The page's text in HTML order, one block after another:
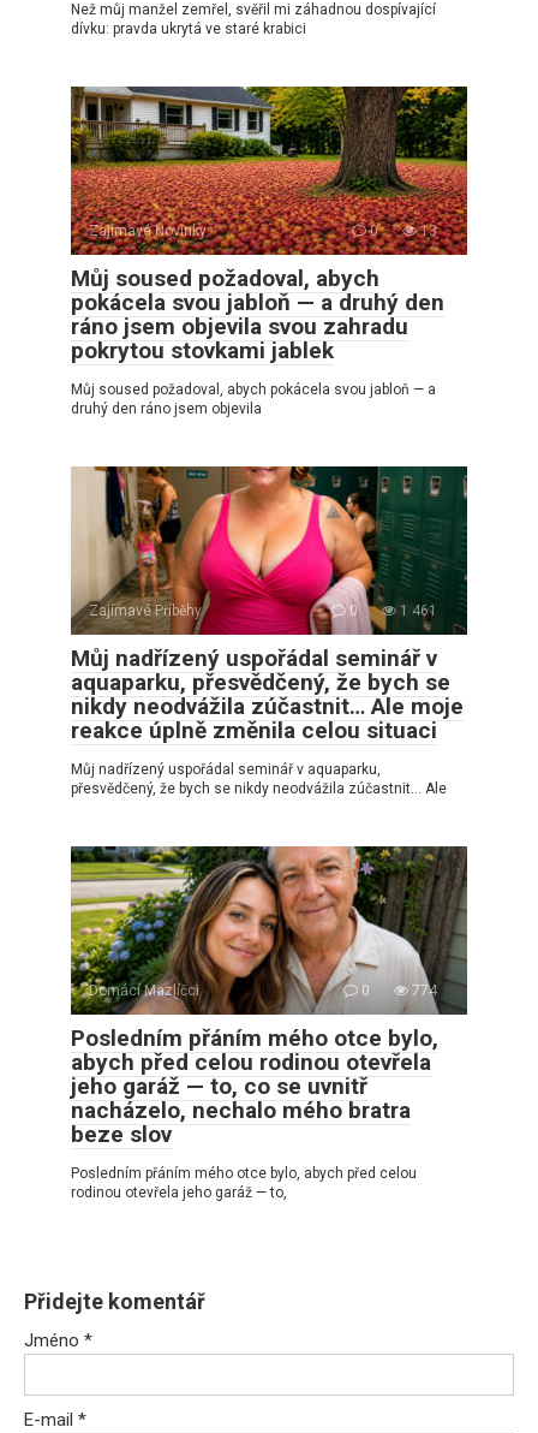
Než můj manžel zemřel, svěřil mi záhadnou dospívající
dívku: pravda ukrytá ve staré krabici
Zajímavé Novinky 0 13
Můj soused požadoval, abych
pokácela svou jabloň — a druhý den
ráno jsem objevila svou zahradu
pokrytou stovkami jablek
Můj soused požadoval, abych pokácela svou jabloň — a
druhý den ráno jsem objevila
Zajímavé Příběhy 0 1 461
Můj nadřízený uspořádal seminář v
aquaparku, přesvědčený, že bych se
nikdy neodvážila zúčastnit… Ale moje
reakce úplně změnila celou situaci
Můj nadřízený uspořádal seminář v aquaparku,
přesvědčený, že bych se nikdy neodvážila zúčastnit… Ale
Domácí Mazlíčci 0 774
Posledním přáním mého otce bylo,
abych před celou rodinou otevřela
jeho garáž — to, co se uvnitř
nacházelo, nechalo mého bratra
beze slov
Posledním přáním mého otce bylo, abych před celou
rodinou otevřela jeho garáž — to,
Přidejte komentář
Jméno *
E-mail *